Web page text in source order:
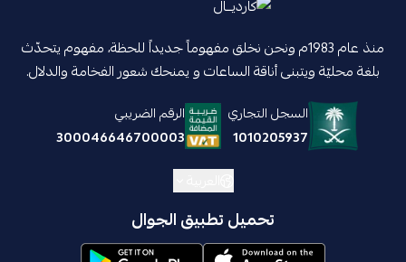
منذ عام 1983م ونحن نخلق مفهوماً جديداً للحظة، مفهوم يتحدّث
بلغة محليّة ويتبنى أناقة الساعات و يمنحك شعور الفخامة والدلال.
السجل التجاري
1010205937
الرقم الضريبي
300046646700003
تحميل تطبيق الجوال